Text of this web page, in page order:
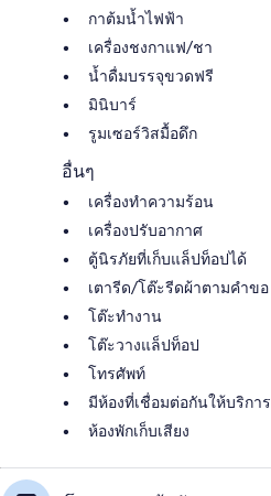
กาต้มน้ำไฟฟ้า
เครื่องชงกาแฟ/ชา
น้ำดื่มบรรจุขวดฟรี
มินิบาร์
รูมเซอร์วิสมื้อดึก
อื่นๆ
เครื่องทำความร้อน
เครื่องปรับอากาศ
ตู้นิรภัยที่เก็บแล็ปท็อปได้
เตารีด/โต๊ะรีดผ้าตามคำขอ
โต๊ะทำงาน
โต๊ะวางแล็ปท็อป
โทรศัพท์
มีห้องที่เชื่อมต่อกันให้บริการ
ห้องพักเก็บเสียง